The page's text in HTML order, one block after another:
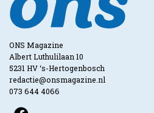
ONS Magazine
Albert Luthulilaan 10
5231 HV ‘s-Hertogenbosch
redactie@onsmagazine.nl
073 644 4066